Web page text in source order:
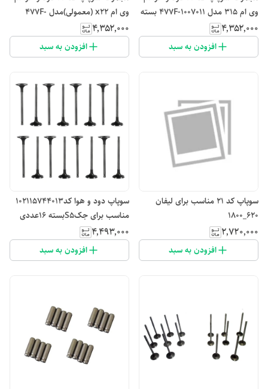
وی ام 315 مدل 477F-1007011 بسته
16 عددی
۴٬۳۵۲٬۰۰۰
افزودن به سبد
وی ام x22 (معمولی)مدل 477F-
1007011 بسته 16 عددی
۴٬۳۵۲٬۰۰۰
افزودن به سبد
سوپاپ کد ۲۱ مناسب برای لیفان
۶۲۰_۱۸۰۰
۲٬۷۲۰٬۰۰۰
افزودن به سبد
سوپاپ دود و هوا کد102115744013
مناسب برای جکS5بسته 16عددی
۴٬۴۹۳٬۰۰۰
افزودن به سبد